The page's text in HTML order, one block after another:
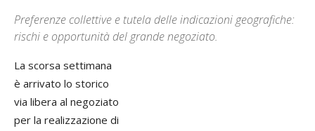
Preferenze collettive e tutela delle indicazioni geografiche:
rischi e opportunità del grande negoziato.
La scorsa settimana
è arrivato lo storico
via libera al negoziato
per la realizzazione di